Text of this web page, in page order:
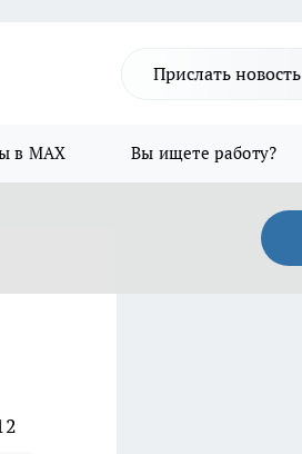
Прислать новость
в MAX Вы ищете работу?